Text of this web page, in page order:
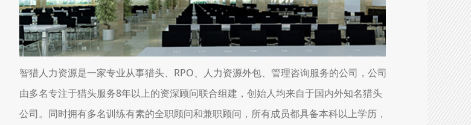
智猎人力资源是一家专业从事猎头、RPO、人力资源外包、管理咨询服务的公司，公司
由多名专注于猎头服务8年以上的资深顾问联合组建，创始人均来自于国内外知名猎头
公司。同时拥有多名训练有素的全职顾问和兼职顾问，所有成员都具备本科以上学历，